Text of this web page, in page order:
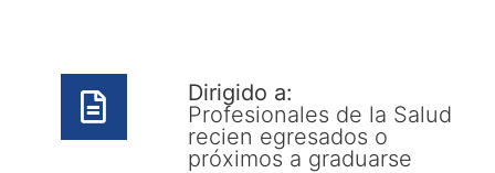
Dirigido a:
Profesionales de la Salud
recien egresados o
próximos a graduarse